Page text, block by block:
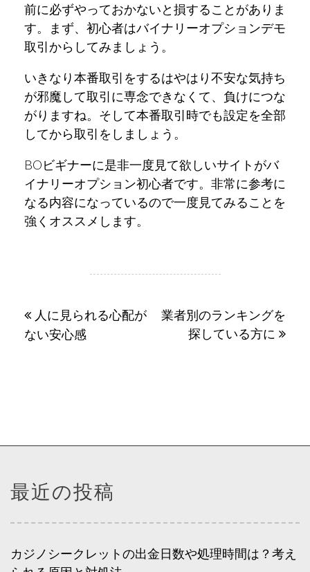
前に必ずやっておかないと損することがありま
す。まず、初心者はバイナリーオプションデモ
取引からしてみましょう。
いきなり本番取引をするはやはり不安な気持ち
が邪魔して取引に専念できなくて、負けにつな
がりますね。そして本番取引時でも設定を全部
してから取引をしましょう。
BOビギナーに是非一度見て欲しいサイトがバ
イナリーオプション初心者です。非常に参考に
なる内容になっているので一度見てみることを
強くオススメします。
投
稿
シ
ン
人に見られる心配が
ない安心感
業者別のランキングを
探している方に
最近の投稿
カジノシークレットの出金日数や処理時間は？考え